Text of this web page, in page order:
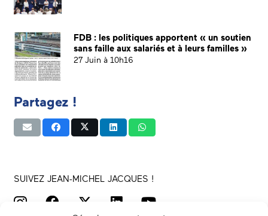
FDB : les politiques apportent « un soutien
sans faille aux salariés et à leurs familles »
27 Juin à 10h16
Partagez !
SUIVEZ JEAN-MICHEL JACQUES !